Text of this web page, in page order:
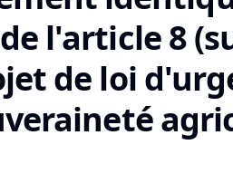
l'article 8
de loi